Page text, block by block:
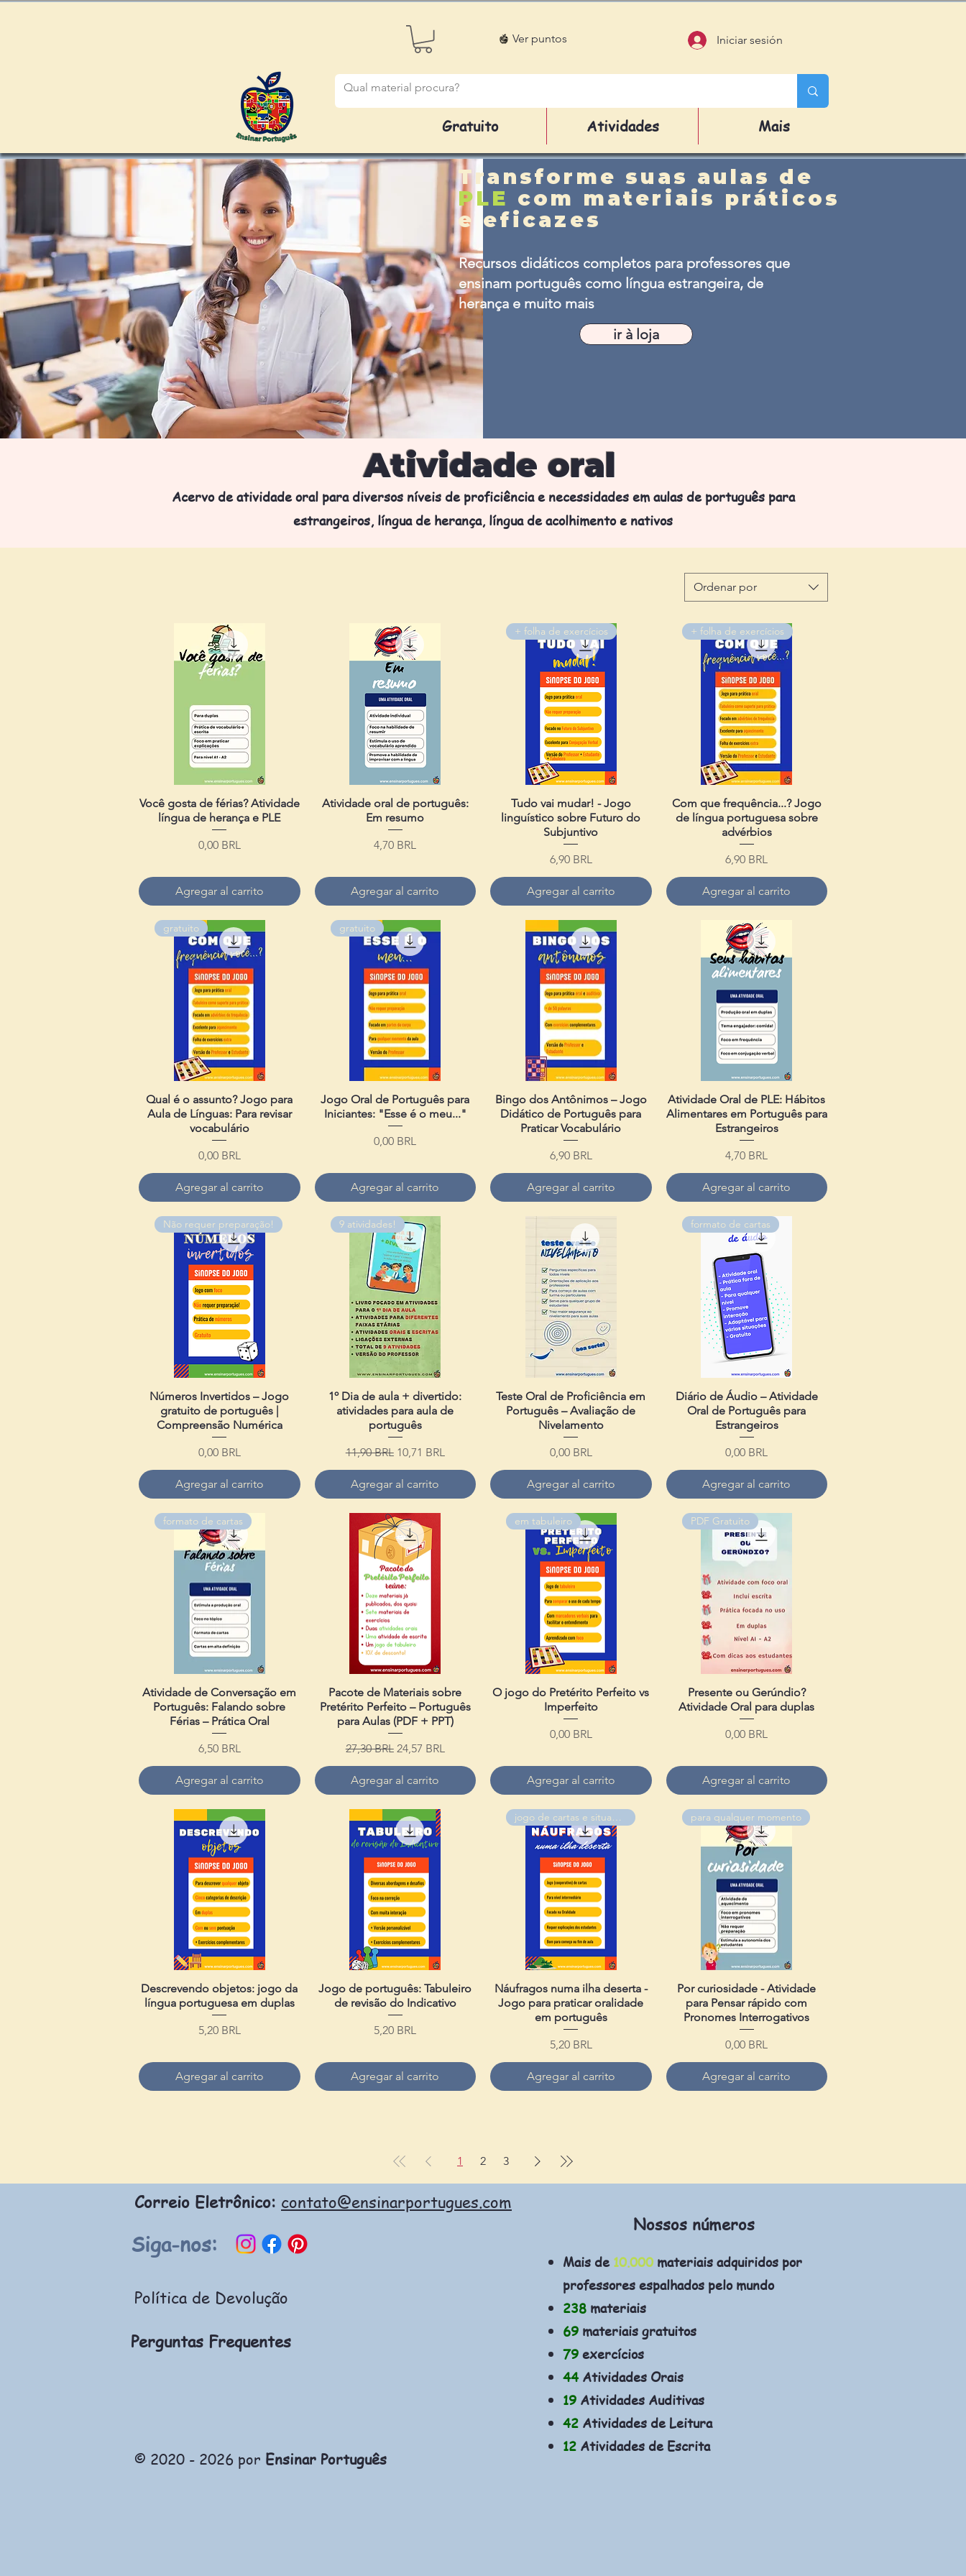
Ver puntos Iniciar sesión
Gratuito Atividades Mais
Transforme suas aulas de
PLE com materiais práticos
e eficazes
Recursos didáticos completos para professores que
ensinam português como língua estrangeira, de
herança e muito mais
ir à loja
Atividade oral
Acervo de atividade oral para diversos níveis de proficiência e necessidades em aulas de português para
estrangeiros, língua de herança, língua de acolhimento e nativos
Ordenar por
Vista rápida
Você gosta de férias? Atividade
língua de herança e PLE
Precio
0,00 BRL
Agregar al carrito
Vista rápida
Atividade oral de português:
Em resumo
Precio
4,70 BRL
Agregar al carrito
Vista rápida
+ folha de exercícios
Tudo vai mudar! - Jogo
linguístico sobre Futuro do
Subjuntivo
Precio
6,90 BRL
Agregar al carrito
Vista rápida
+ folha de exercícios
Com que frequência...? Jogo
de língua portuguesa sobre
advérbios
Precio
6,90 BRL
Agregar al carrito
Vista rápida
gratuito
Qual é o assunto? Jogo para
Aula de Línguas: Para revisar
vocabulário
Precio
0,00 BRL
Agregar al carrito
Vista rápida
gratuito
Jogo Oral de Português para
Iniciantes: "Esse é o meu..."
Precio
0,00 BRL
Agregar al carrito
Vista rápida
Bingo dos Antônimos – Jogo
Didático de Português para
Praticar Vocabulário
Precio
6,90 BRL
Agregar al carrito
Vista rápida
Atividade Oral de PLE: Hábitos
Alimentares em Português para
Estrangeiros
Precio
4,70 BRL
Agregar al carrito
Vista rápida
Não requer preparação!
Números Invertidos – Jogo
gratuito de português |
Compreensão Numérica
Precio
0,00 BRL
Agregar al carrito
Vista rápida
9 atividades!
1º Dia de aula + divertido:
atividades para aula de
português
Precio
11,90 BRL Precio de oferta
10,71 BRL
Agregar al carrito
Vista rápida
Teste Oral de Proficiência em
Português – Avaliação de
Nivelamento
Precio
0,00 BRL
Agregar al carrito
Vista rápida
formato de cartas
Diário de Áudio – Atividade
Oral de Português para
Estrangeiros
Precio
0,00 BRL
Agregar al carrito
Vista rápida
formato de cartas
Atividade de Conversação em
Português: Falando sobre
Férias – Prática Oral
Precio
6,50 BRL
Agregar al carrito
Vista rápida
Pacote de Materiais sobre
Pretérito Perfeito – Português
para Aulas (PDF + PPT)
Precio
27,30 BRL Precio de oferta
24,57 BRL
Agregar al carrito
Vista rápida
em tabuleiro
O jogo do Pretérito Perfeito vs
Imperfeito
Precio
0,00 BRL
Agregar al carrito
Vista rápida
PDF Gratuito
Presente ou Gerúndio?
Atividade Oral para duplas
Precio
0,00 BRL
Agregar al carrito
Vista rápida
Descrevendo objetos: jogo da
língua portuguesa em duplas
Precio
5,20 BRL
Agregar al carrito
Vista rápida
Jogo de português: Tabuleiro
de revisão do Indicativo
Precio
5,20 BRL
Agregar al carrito
Vista rápida
jogo de cartas e situações
Náufragos numa ilha deserta -
Jogo para praticar oralidade
em português
Precio
5,20 BRL
Agregar al carrito
Vista rápida
para qualquer momento
Por curiosidade - Atividade
para Pensar rápido com
Pronomes Interrogativos
Precio
0,00 BRL
Agregar al carrito
1 2 3
Correio Eletrônico: contato@ensinarportugues.com
Siga-nos:
Política de Devolução
Perguntas Frequentes
© 2020 - 2026 por Ensinar Português
Nossos números
Mais de 10.000 materiais adquiridos por
professores espalhados pelo mundo
238 materiais
69 materiais gratuitos
79 exercícios
44Atividades Orais
19 Atividades Auditivas
42 Atividades de Leitura
12 Atividades de Escrita